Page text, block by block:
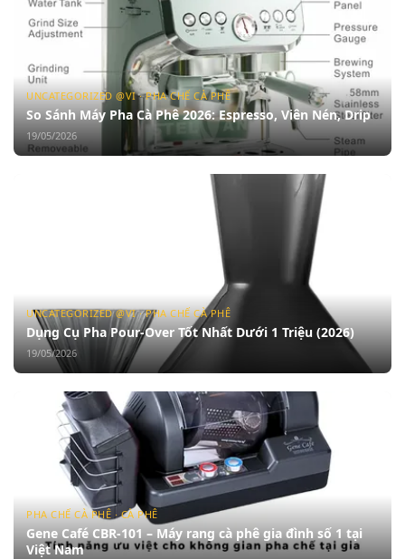
UNCATEGORIZED @VI · PHA CHẾ CÀ PHÊ
So Sánh Máy Pha Cà Phê 2026: Espresso, Viên Nén, Drip
19/05/2026
UNCATEGORIZED @VI · PHA CHẾ CÀ PHÊ
Dụng Cụ Pha Pour-Over Tốt Nhất Dưới 1 Triệu (2026)
19/05/2026
PHA CHẾ CÀ PHÊ · CÀ PHÊ
Gene Café CBR-101 – Máy rang cà phê gia đình số 1 tại
Việt Nam